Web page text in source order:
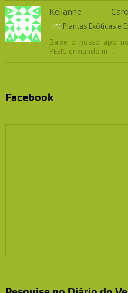
Kelianne
in: Plantas Exóticas e
Baixe o nosso app
PEEIC enviando in ...
Facebook